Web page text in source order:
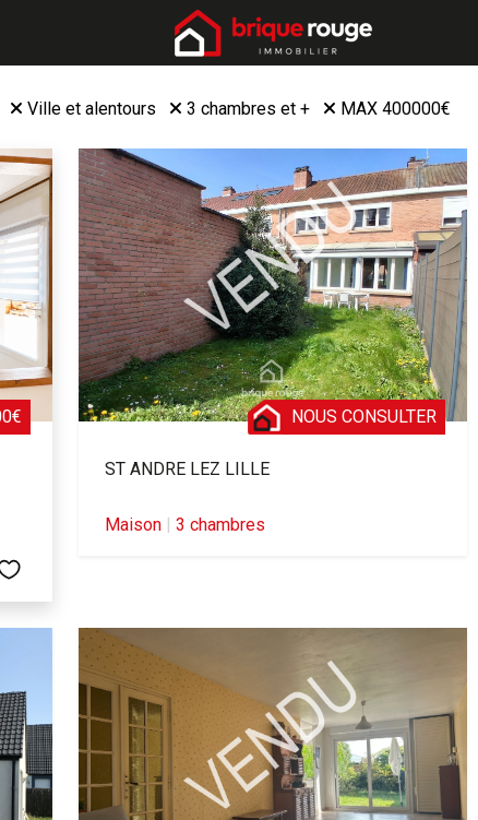
Ville et alentours 3 chambres et + MAX 400000€
NOUS CONSULTER
ST ANDRE LEZ LILLE
Maison | 3 chambres